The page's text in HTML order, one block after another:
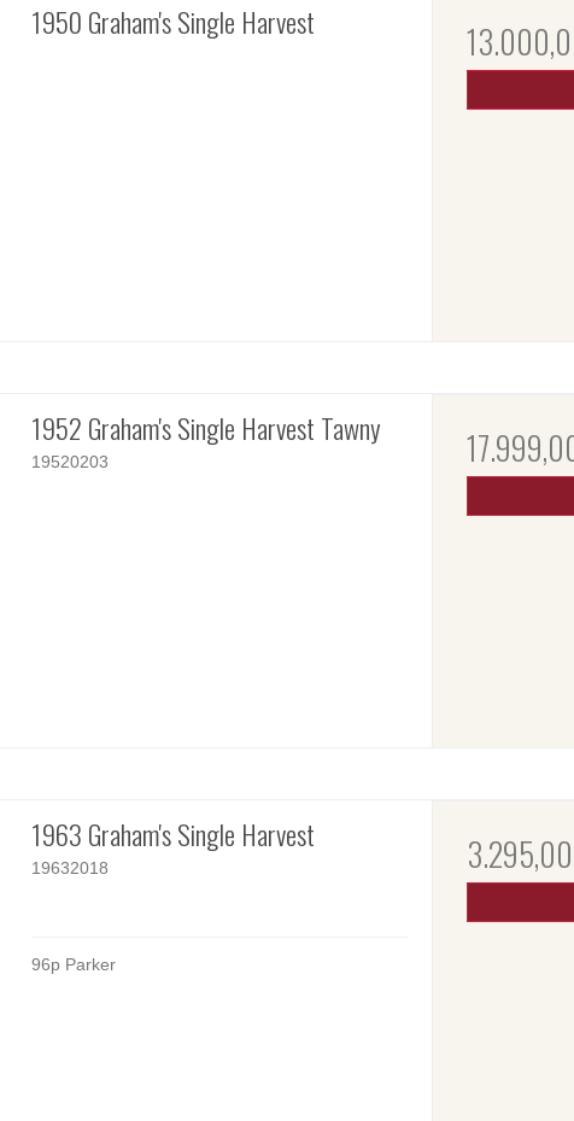
1950 Graham's Single Harvest
1952 Graham's Single Harvest Tawny
19520203
1963 Graham's Single Harvest
19632018
96p Parker